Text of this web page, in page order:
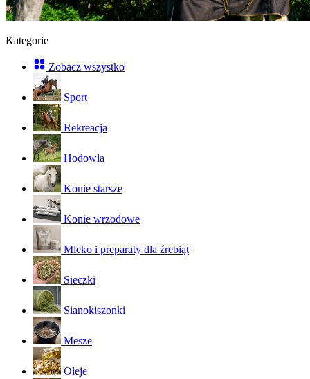
Kategorie
Zobacz wszystko
Sport
Rekreacja
Hodowla
Konie starsze
Konie wrzodowe
Mleko i preparaty dla źrebiąt
Sieczki
Sianokiszonki
Mesze
Oleje